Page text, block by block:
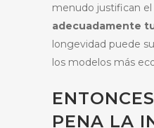
menudo justifican el
adecuadamente
longevidad puede
los modelos más
PENA LA